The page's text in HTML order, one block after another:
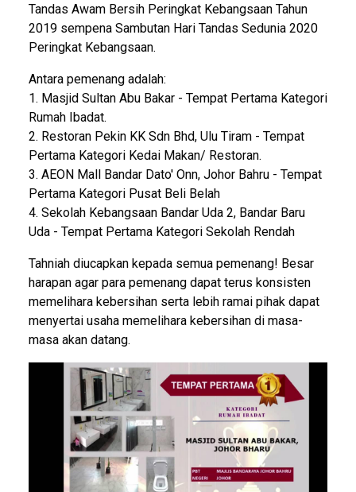
Tandas Awam Bersih Peringkat Kebangsaan Tahun
2019 sempena Sambutan Hari Tandas Sedunia 2020
Peringkat Kebangsaan.
Antara pemenang adalah:
1. Masjid Sultan Abu Bakar - Tempat Pertama Kategori
Rumah Ibadat.
2. Restoran Pekin KK Sdn Bhd, Ulu Tiram - Tempat
Pertama Kategori Kedai Makan/ Restoran.
3. AEON Mall Bandar Dato' Onn, Johor Bahru - Tempat
Pertama Kategori Pusat Beli Belah
4. Sekolah Kebangsaan Bandar Uda 2, Bandar Baru
Uda - Tempat Pertama Kategori Sekolah Rendah
Tahniah diucapkan kepada semua pemenang! Besar
harapan agar para pemenang dapat terus konsisten
memelihara kebersihan serta lebih ramai pihak dapat
menyertai usaha memelihara kebersihan di masa-
masa akan datang.